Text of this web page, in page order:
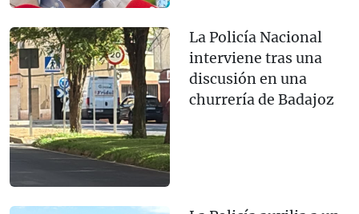
La Policía Nacional
interviene tras una
discusión en una
churrería de Badajoz